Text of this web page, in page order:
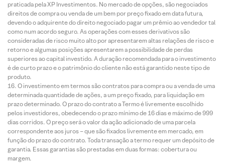
praticada pela XP Investimentos. No mercado de opções, são negociados
direitos de compra ou venda de um bem por preço fixado em data futura,
devendo o adquirente do direito negociado pagar um prêmio ao vendedor tal
como num acordo seguro. As operações com esses derivativos são
consideradas de risco muito alto por apresentarem altas relações de risco e
retorno e algumas posições apresentarem a possibilidade de perdas
superiores ao capital investido. A duração recomendada para o investimento
é de curto prazo e o patrimônio do cliente não está garantido neste tipo de
produto.
O investimento em termos são contratos para compra ou a venda de uma
determinada quantidade de ações, a um preço fixado, para liquidação em
prazo determinado. O prazo do contrato a Termo é livremente escolhido
pelos investidores, obedecendo o prazo mínimo de 16 dias e máximo de 999
dias corridos. O preço será o valor da ação adicionado de uma parcela
correspondente aos juros – que são fixados livremente em mercado, em
função do prazo do contrato. Toda transação a termo requer um depósito de
garantia. Essas garantias são prestadas em duas formas: cobertura ou
margem.